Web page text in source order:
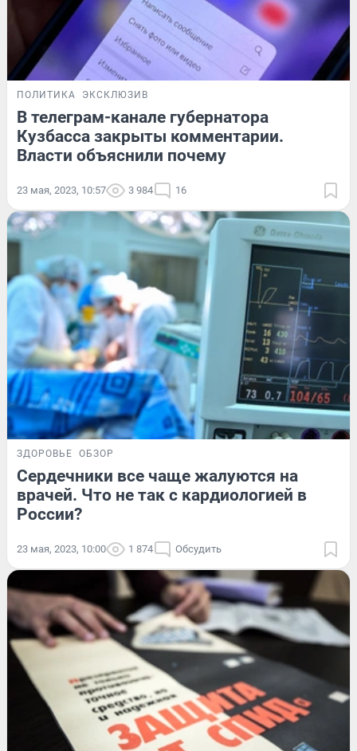
ПОЛИТИКА ЭКСКЛЮЗИВ
В телеграм-канале губернатора
Кузбасса закрыты комментарии.
Власти объяснили почему
23 мая, 2023, 10:57 3 984 16
ЗДОРОВЬЕ ОБЗОР
Сердечники все чаще жалуются на
врачей. Что не так с кардиологией в
России?
23 мая, 2023, 10:00 1 874 Обсудить